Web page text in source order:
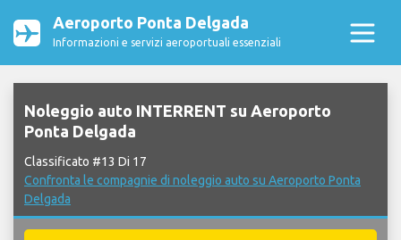
Aeroporto Ponta Delgada
Informazioni e servizi aeroportuali essenziali
Noleggio auto INTERRENT su Aeroporto
Ponta Delgada
Classificato #13 Di 17
Confronta le compagnie di noleggio auto su Aeroporto Ponta
Delgada